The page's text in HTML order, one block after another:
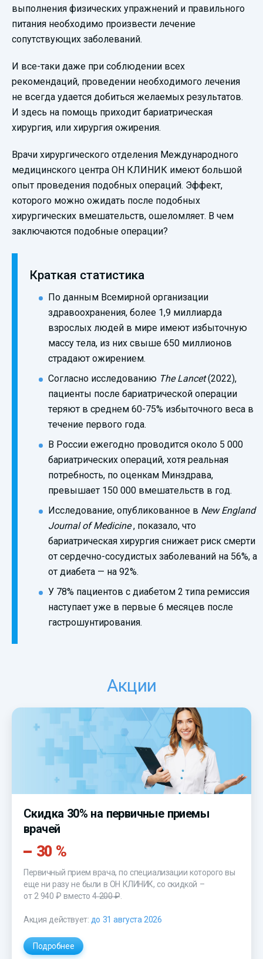
выполнения физических упражнений и правильного
питания необходимо произвести лечение
сопутствующих заболеваний.
И все-таки даже при соблюдении всех
рекомендаций, проведении необходимого лечения
не всегда удается добиться желаемых результатов.
И здесь на помощь приходит бариатрическая
хирургия, или хирургия ожирения.
Врачи хирургического отделения Международного
медицинского центра ОН КЛИНИК имеют большой
опыт проведения подобных операций. Эффект,
которого можно ожидать после подобных
хирургических вмешательств, ошеломляет. В чем
заключаются подобные операции?
Краткая статистика
По данным Всемирной организации
здравоохранения, более 1,9 миллиарда
взрослых людей в мире имеют избыточную
массу тела, из них свыше 650 миллионов
страдают ожирением.
Согласно исследованию The Lancet(2022),
пациенты после бариатрической операции
теряют в среднем 60-75% избыточного веса в
течение первого года.
В России ежегодно проводится около 5 000
бариатрических операций, хотя реальная
потребность, по оценкам Минздрава,
превышает 150 000 вмешательств в год.
Исследование, опубликованное в New England
Journal of Medicine, показало, что
бариатрическая хирургия снижает риск смерти
от сердечно-сосудистых заболеваний на 56%, а
от диабета — на 92%.
У 78% пациентов с диабетом 2 типа ремиссия
наступает уже в первые 6 месяцев после
гастрошунтирования.
Акции
Скидка 30% на первичные приемы
врачей
30 %
Первичный прием врача, по специализации которого вы
еще ни разу не были в ОН КЛИНИК, со скидкой –
от 2 940 ₽ вместо4 200 ₽.
Акция действует: до 31 августа 2026
Подробнее